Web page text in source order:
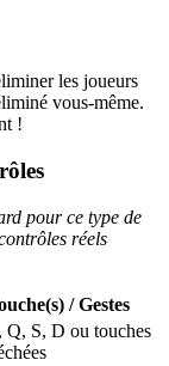
les joueurs
vous-même.
!
pour ce type de
réels
/ Gestes
Q, S, D ou touches